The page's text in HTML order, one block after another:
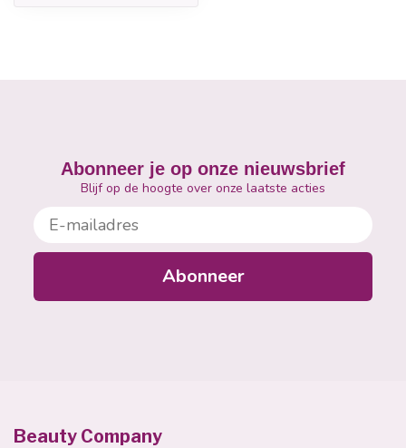
Abonneer je op onze nieuwsbrief
Blijf op de hoogte over onze laatste acties
E-mailadres
Abonneer
Beauty Company